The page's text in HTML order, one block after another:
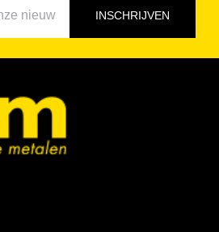
INSCHRIJVEN